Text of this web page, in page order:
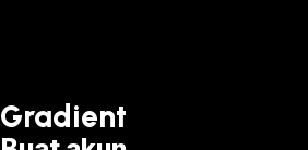
Gradient